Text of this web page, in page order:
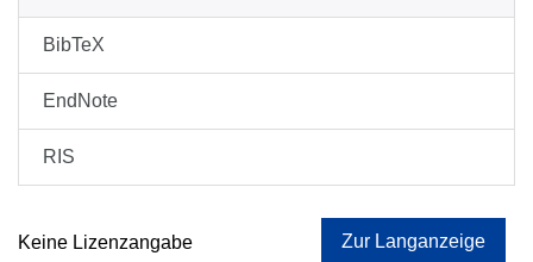
BibTeX
EndNote
RIS
Keine Lizenzangabe Zur Langanzeige